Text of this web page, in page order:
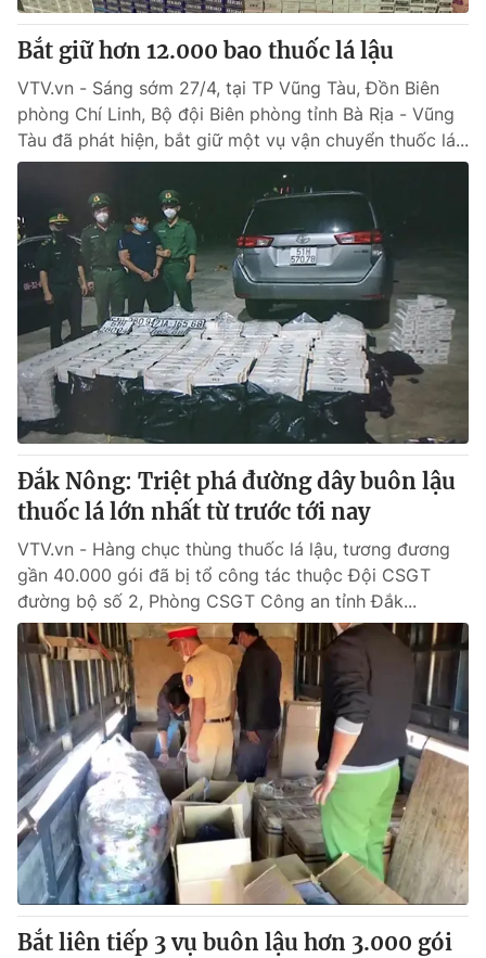
Bắt giữ hơn 12.000 bao thuốc lá lậu
VTV.vn - Sáng sớm 27/4, tại TP Vũng Tàu, Đồn Biên
phòng Chí Linh, Bộ đội Biên phòng tỉnh Bà Rịa - Vũng
Tàu đã phát hiện, bắt giữ một vụ vận chuyển thuốc lá...
Đắk Nông: Triệt phá đường dây buôn lậu
thuốc lá lớn nhất từ trước tới nay
VTV.vn - Hàng chục thùng thuốc lá lậu, tương đương
gần 40.000 gói đã bị tổ công tác thuộc Đội CSGT
đường bộ số 2, Phòng CSGT Công an tỉnh Đắk...
Bắt liên tiếp 3 vụ buôn lậu hơn 3.000 gói